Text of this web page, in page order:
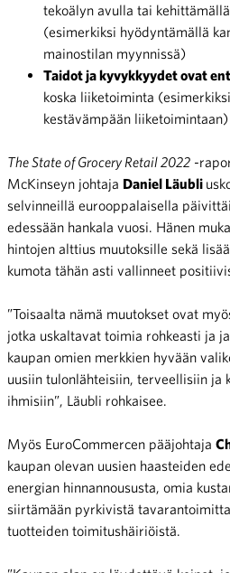
tekoälyn avulla tai
(esimerkiksi hyödyntämällä
mainostilan myynnissä)
Taidot ja kyvykkyydet ovat
koska liiketoiminta
kestävämpään
The State of Grocery Retail 2022 -
McKinseyn johtaja Daniel Läubli
selvinneillä eurooppalaisella
edessään hankala vuosi. Hänen
hintojen alttius muutoksille sekä
kumota tähän asti vallinneet
”Toisaalta nämä muutokset ovat
jotka uskaltavat toimia rohkeasti ja
kaupan omien merkkien hyvään
uusiin tulonlähteisiin, terveellisiin ja
ihmisiin”, Läubli rohkaisee.
Myös EuroCommercen pääjohtaja
kaupan olevan uusien haasteiden
energian hinnannoususta, omia
siirtämään pyrkivistä
tuotteiden toimitushäiriöistä.